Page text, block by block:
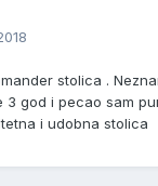
stolica .
3 god i pecao sam
i udobna stolica